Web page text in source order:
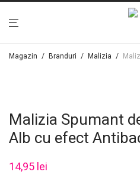
Magazin / Branduri / Malizia / Malizia
Malizia Spumant
Alb cu efect
14,95 lei